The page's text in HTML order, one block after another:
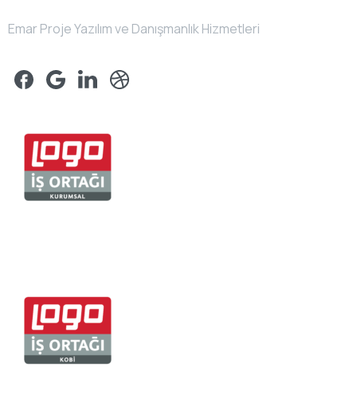
Emar Proje Yazılım ve Danışmanlık Hizmetleri